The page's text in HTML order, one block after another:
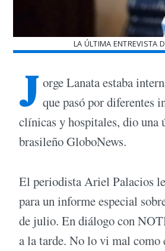
LA ÚLTIMA ENTREVISTA
J orge Lanata estaba
que pasó por diferentes
clínicas y hospitales, dio una
brasileño GloboNews.
El periodista Ariel Palacios
para un informe especial
de julio. En diálogo con
a la tarde. No lo vi mal como